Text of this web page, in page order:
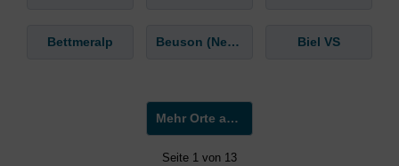
Bettmeralp Beuson (Nendaz) Biel VS
Mehr Orte anzeigen »
Seite 1 von 13